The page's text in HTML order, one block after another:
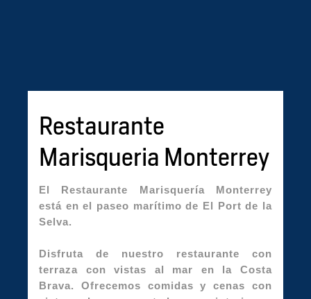
Restaurante
Marisqueria Monterrey
El Restaurante Marisquería Monterrey
está en el paseo marítimo de El Port de la
Selva.
Disfruta de nuestro restaurante con
terraza con vistas al mar en la Costa
Brava. Ofrecemos comidas y cenas con